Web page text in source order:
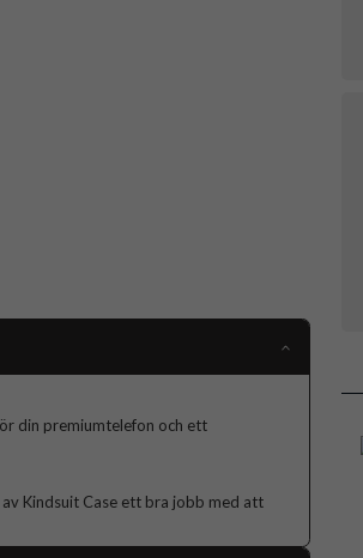
din premiumtelefon och ett
Kindsuit Case ett bra jobb med att